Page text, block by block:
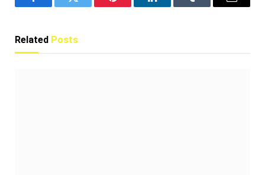
FacebookTwitter Pinterest LinkedInTumblr Email
Related Posts